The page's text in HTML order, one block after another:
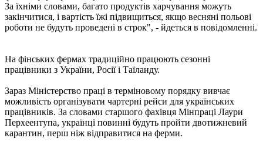
За їхніми словами, багато продуктів харчування можуть
закінчитися, і вартість їжі підвищиться, якщо весняні польові
роботи не будуть проведені в строк", - йдеться в повідомленні.
На фінських фермах традиційно працюють сезонні
працівники з України, Росії і Таїланду.
Зараз Міністерство праці в терміновому порядку вивчає
можливість організувати чартерні рейси для українських
працівників. За словами старшого фахівця Мінпраці Лаури
Перхеентупа, українці повинні будуть пройти двотижневий
карантин, перш ніж відправитися на ферми.